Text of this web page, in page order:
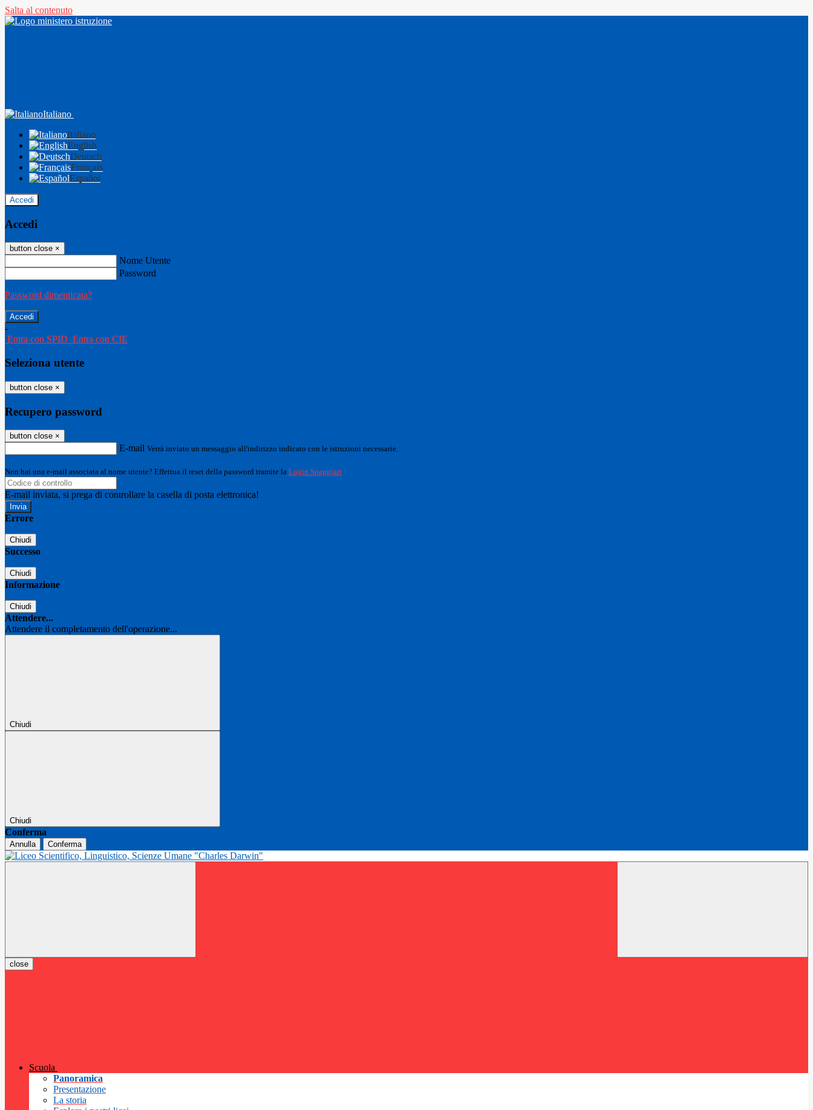
Salta al contenuto
Italiano
Italiano
English
Deutsch
Français
Español
Accedi
Accedi
button close ×
Nome Utente
Password
Password dimenticata?
-
Entra con SPID Entra con CIE
Seleziona utente
button close ×
Recupero password
button close ×
E-mail Verrà inviato un messaggio all'indirizzo indicato con le istruzioni necessarie.
Non hai una e-mail associata al nome utente? Effettua il reset della password tramite la Login Spaggiari
E-mail inviata, si prega di controllare la casella di posta elettronica!
Errore
Chiudi
Successo
Chiudi
Informazione
Chiudi
Attendere...
Attendere il completamento dell'operazione...
Chiudi
Chiudi
Conferma
Annulla Conferma
close
Scuola
Panoramica
Presentazione
La storia